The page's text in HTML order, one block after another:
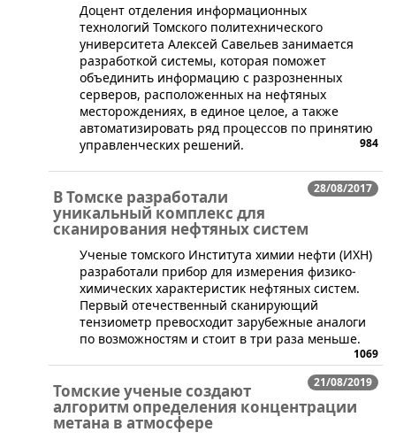
​Доцент отделения информационных
технологий Томского политехнического
университета Алексей Савельев занимается
разработкой системы, которая поможет
объединить информацию с разрозненных
серверов, расположенных на нефтяных
месторождениях, в единое целое, а также
автоматизировать ряд процессов по принятию
управленческих решений.
984
28/08/2017
В Томске разработали
уникальный комплекс для
сканирования нефтяных систем
Ученые томского Института химии нефти (ИХН)
разработали прибор для измерения физико-
химических характеристик нефтяных систем.
Первый отечественный сканирующий
тензиометр превосходит зарубежные аналоги
по возможностям и стоит в три раза меньше.
1069
21/08/2019
Томские ученые создают
алгоритм определения концентрации
метана в атмосфере